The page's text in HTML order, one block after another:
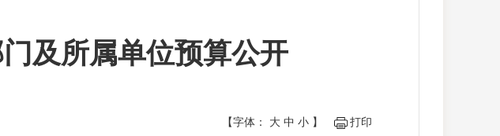
及所属单位预算公开
【字体： 大 中 小 】 打印